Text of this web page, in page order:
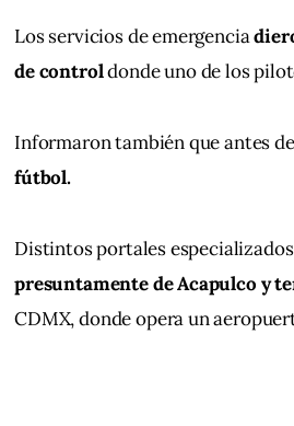
Los servicios de emergencia
de control donde uno de los
Informaron también que antes
fútbol.
Distintos portales
presuntamente de Acapulco y
CDMX, donde opera un